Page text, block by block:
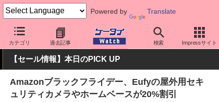
Powered by Translate
カテゴリ 過去記事 検索 Impressサイト
ケータイ Watch 周辺機器/アクセサリー その他
【セール情報】本日のPICK UP
Amazonブラックフライデー、Eufyの屋外用セキ
ュリティカメラやホームベースが20%割引